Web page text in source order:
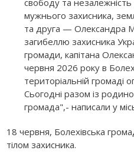
свободу та
мужнього захисника,
та друга — Олександра
загибеллю захисника
громади, капітана
червня 2026 року в
територіальній
Сьогодні разом із
громада",- написали у
18 червня, Болехівська
тілом захисника.